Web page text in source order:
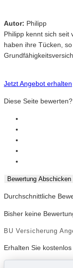
Autor: Philipp
Philipp kennt sich seit
haben ihre Tücken,
Jetzt Angebot erhalten
Diese Seite bewerten?
Bewertung Abschicken
Durchschnittliche
Bisher keine
BU Versicherung
Erhalten Sie